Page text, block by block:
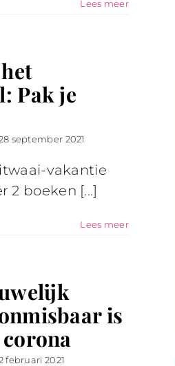
Lees meer
Pak je
september 2021
vakantie
2 boeken [...]
Lees meer
is
februari 2021